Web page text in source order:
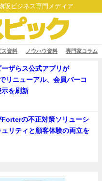
販ビジネス専門メディア
ス資料 ノウハウ資料 専門家コラム
ーザらス公式アプリが
リニューアル、会員バーコ
示を刷新
Forterの不正対策ソリューシ
ュリティと顧客体験の両立を